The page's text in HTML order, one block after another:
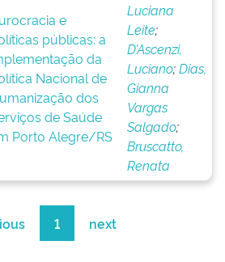
e
públicas: a
da
Nacional de
dos
de Saúde
Porto Alegre/RS
Luciana
Leite;
D’Ascenzi,
Luciano;Dias,
Gianna
Vargas
Salgado;
Bruscatto,
Renata
1 next